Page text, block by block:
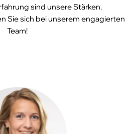
sind unsere Stärken.
Sie sich bei unserem engagierten
Team!